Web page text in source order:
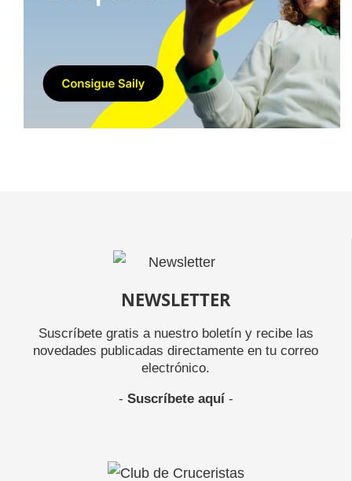
NEWSLETTER
Suscríbete gratis a nuestro boletín y recibe las
novedades publicadas directamente en tu correo
electrónico.
- Suscríbete aquí-